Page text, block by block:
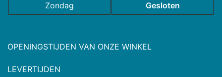
Zondag
Gesloten
OPENINGSTIJDEN VAN ONZE WINKEL
LEVERTIJDEN